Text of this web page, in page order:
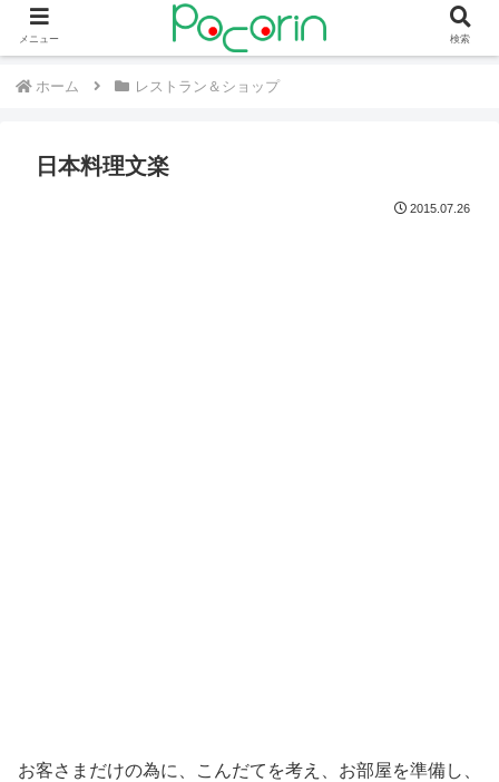
ホーム レストラン＆ショップ
日本料理文楽
2015.07.26
お客さまだけの為に、こんだてを考え、お部屋を準備し、
メニュー 検索